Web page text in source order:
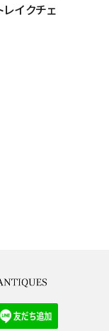
イクチェ